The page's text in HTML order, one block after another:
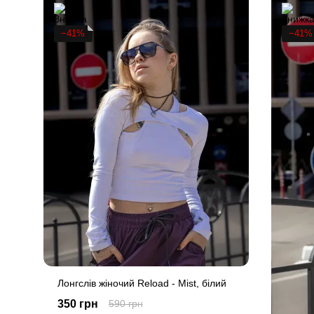
−41%
Лонгслів жіночий Reload - Mist, білий
590 грн
350 грн
−41%